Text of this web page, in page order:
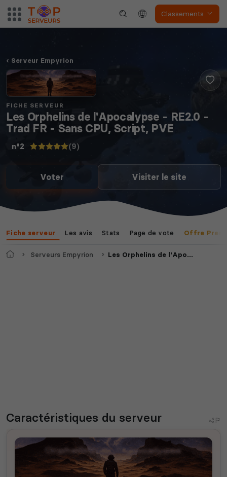
Classements
Serveur Empyrion
FICHE SERVEUR
Les Orphelins de l'Apocalypse - RE2.0 -
Trad FR - Sans CPU, Script, PVE
n°2 (9)
Voter Visiter le site
Fiche serveur Les avis Stats Page de vote Offre
AccueilServeurs Empyrion Les Orphelins de l'Apocalypse - RE2.0 - Trad FR - Sans CPU, Script, PVE
Caractéristiques du serveur